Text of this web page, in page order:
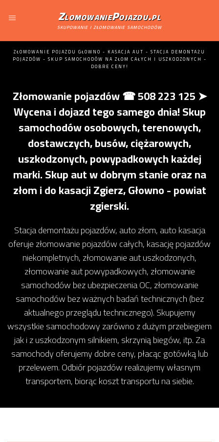
ZlomowaniePojazdu.pl
skupowanie i złomowanie samochodów
ZŁOMOWANIE POJAZDU GŁOWNO - KASACJA AUT - STACJA DEMONTAŻU
POJAZDÓW - SKUP SAMOCHODÓW NA ZŁOM CAŁYCH I USZKODZONYCH -
DOBRE CENY!
Złomowanie pojazdów ☎ 508 223 125 ➤
Wycena i dojazd tego samego dnia! Skup
samochodów osobowych, terenowych,
dostawczych, busów, ciężarowych,
uszkodzonych, powypadkowych każdej
marki. Skup aut w dobrym stanie oraz na
złom i do kasacji Zgierz, Głowno - powiat
zgierski.
Stacja demontażu pojazdów, auto złom, auto kasacja
oferuje złomowanie pojazdów całych, kasację pojazdów
niekompletnych, złomowanie aut uszkodzonych,
złomowanie aut powypadkowych, złomowanie
samochodów bez ubezpieczenia OC, złomowanie
samochodów bez ważnych badań technicznych (bez
aktualnego przeglądu technicznego). Skupujemy
wszystkie samochodowy zarówno z dużym przebiegiem
jak i z uszkodzonym silnikiem, skrzynią biegów, itp. Za
samochody oferujemy dobre ceny, płacąc gotówką lub
przelewem. Odbiór pojazdów realizujemy własnym
transportem, biorąc koszt transportu na siebie.